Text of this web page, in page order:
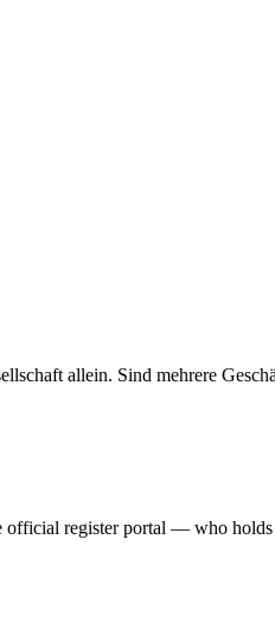
allein. Sind mehrere
official register portal — who holds